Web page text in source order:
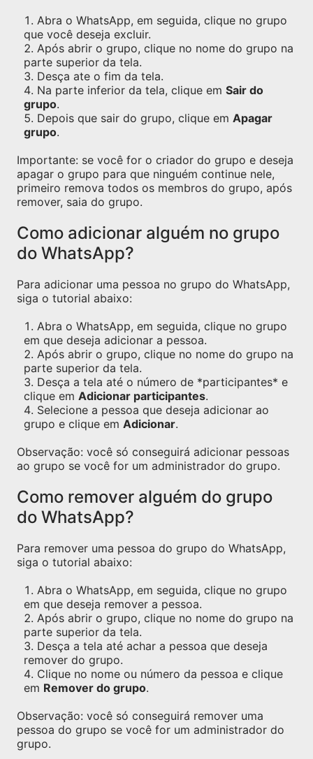
Abra o WhatsApp, em seguida, clique no grupo
que você deseja excluir.
Após abrir o grupo, clique no nome do grupo na
parte superior da tela.
Desça ate o fim da tela.
Na parte inferior da tela, clique em Sair do
grupo.
Depois que sair do grupo, clique em Apagar
grupo.
Importante: se você for o criador do grupo e deseja
apagar o grupo para que ninguém continue nele,
primeiro remova todos os membros do grupo, após
remover, saia do grupo.
Como adicionar alguém no grupo
do WhatsApp?
Para adicionar uma pessoa no grupo do WhatsApp,
siga o tutorial abaixo:
Abra o WhatsApp, em seguida, clique no grupo
em que deseja adicionar a pessoa.
Após abrir o grupo, clique no nome do grupo na
parte superior da tela.
Desça a tela até o número de *participantes* e
clique em Adicionar participantes.
Selecione a pessoa que deseja adicionar ao
grupo e clique em Adicionar.
Observação: você só conseguirá adicionar pessoas
ao grupo se você for um administrador do grupo.
Como remover alguém do grupo
do WhatsApp?
Para remover uma pessoa do grupo do WhatsApp,
siga o tutorial abaixo:
Abra o WhatsApp, em seguida, clique no grupo
em que deseja remover a pessoa.
Após abrir o grupo, clique no nome do grupo na
parte superior da tela.
Desça a tela até achar a pessoa que deseja
remover do grupo.
Clique no nome ou número da pessoa e clique
em Remover do grupo.
Observação: você só conseguirá remover uma
pessoa do grupo se você for um administrador do
grupo.